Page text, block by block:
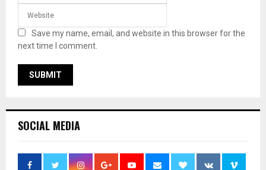
Save my name, email, and website in this browser for the
next time I comment.
SOCIAL MEDIA